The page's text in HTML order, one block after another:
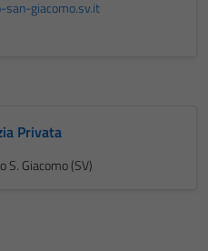
san-giacomo.sv.it
Privata
S. Giacomo (SV)